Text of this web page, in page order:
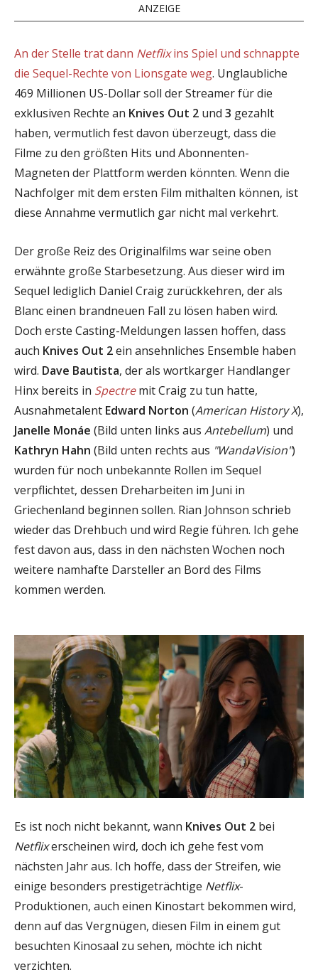
ANZEIGE
An der Stelle trat dann Netflixins Spiel und schnappte
die Sequel-Rechte von Lionsgate weg. Unglaubliche
469 Millionen US-Dollar soll der Streamer für die
exklusiven Rechte an Knives Out 2 und 3 gezahlt
haben, vermutlich fest davon überzeugt, dass die
Filme zu den größten Hits und Abonnenten-
Magneten der Plattform werden könnten. Wenn die
Nachfolger mit dem ersten Film mithalten können, ist
diese Annahme vermutlich gar nicht mal verkehrt.
Der große Reiz des Originalfilms war seine oben
erwähnte große Starbesetzung. Aus dieser wird im
Sequel lediglich Daniel Craig zurückkehren, der als
Blanc einen brandneuen Fall zu lösen haben wird.
Doch erste Casting-Meldungen lassen hoffen, dass
auch Knives Out 2ein ansehnliches Ensemble haben
wird. Dave Bautista, der als wortkarger Handlanger
Hinx bereits in Spectremit Craig zu tun hatte,
Ausnahmetalent Edward Norton (American History X),
Janelle Monáe (Bild unten links aus Antebellum) und
Kathryn Hahn (Bild unten rechts aus "WandaVision")
wurden für noch unbekannte Rollen im Sequel
verpflichtet, dessen Dreharbeiten im Juni in
Griechenland beginnen sollen. Rian Johnson schrieb
wieder das Drehbuch und wird Regie führen. Ich gehe
fest davon aus, dass in den nächsten Wochen noch
weitere namhafte Darsteller an Bord des Films
kommen werden.
Es ist noch nicht bekannt, wann Knives Out 2 bei
Netflixerscheinen wird, doch ich gehe fest vom
nächsten Jahr aus. Ich hoffe, dass der Streifen, wie
einige besonders prestigeträchtige Netflix-
Produktionen, auch einen Kinostart bekommen wird,
denn auf das Vergnügen, diesen Film in einem gut
besuchten Kinosaal zu sehen, möchte ich nicht
verzichten.